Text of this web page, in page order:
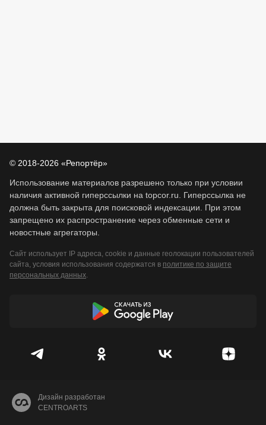
© 2018-2026 «Репортёр»
Использование материалов разрешено только при условии
наличия активной гиперссылки на topcor.ru. Гиперссылка не
должна быть закрыта для поисковой индексации. При этом
запрещено их распространение через обменные сети и
новостные агрегаторы.
Сайт использует IP адреса, cookie и данные геолокации пользователей
сайта, условия использования содержатся в политике по защите
персональных данных.
Дизайн разработан
CENTROARTS